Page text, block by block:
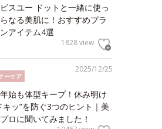
スユー ドットと一緒に使っ
なる美肌に！おすすめプラ
アイテム4選
1828 view
2025/12/25
ーケア
始も体型キープ！休み明け
キッ”を防ぐ3つのヒント｜美
ロに聞いてみました！